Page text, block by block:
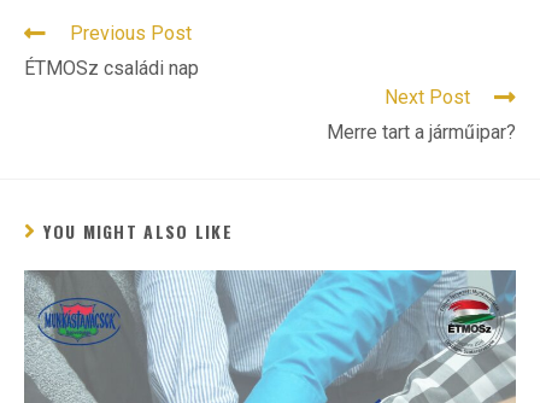
READ
MORE
ARTICLES
Previous Post
ÉTMOSz családi nap
Next Post
Merre tart a járműipar?
YOU MIGHT ALSO LIKE